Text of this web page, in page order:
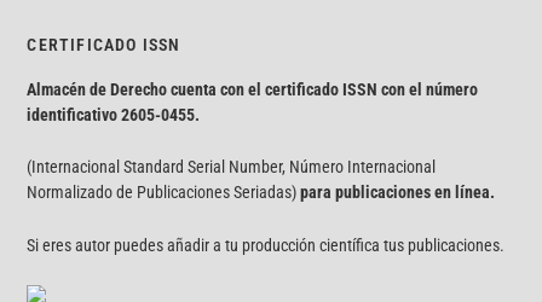
CERTIFICADO ISSN
Almacén de Derecho cuenta con el certificado ISSN con el número
identificativo2605-0455.
(Internacional Standard Serial Number, Número Internacional
Normalizado de Publicaciones Seriadas)para publicaciones en línea.
Si eres autor puedes añadir a tu producción científica tus publicaciones.